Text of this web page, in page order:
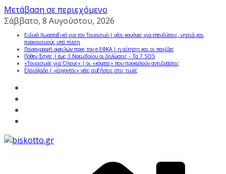
Μετάβαση σε περιεχόμενο
Σάββατο, 8 Αυγούστου, 2026
Ειδικό Χωροταξικό για τον Τουρισμό | νέοι κανόνες για επενδύσεις, νησιά και
προορισμούς υπό πίεση
Παραγραφή οφειλών προς τον e-ΕΦΚΑ | η αίτηση και οι παγίδες
Πόθεν Έσχες | έως 3 Νοεμβρίου οι δηλώσεις – Τα 7 SOS
«Τουρισμός για Όλους» | οι «κόφτες» που προκαλούν αντιδράσεις
Ελαιόλαδο | «έρχονται» νέες αυξήσεις στις τιμές